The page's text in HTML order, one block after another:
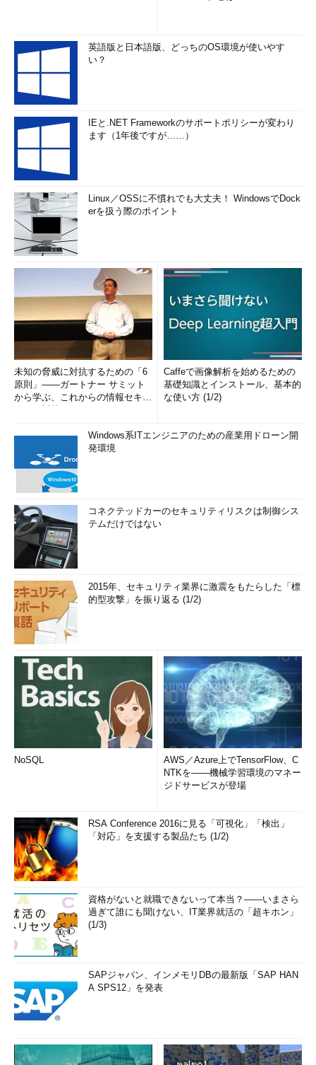
英語版と日本語版、どっちのOS環境が使いやす
い？
IEと.NET Frameworkのサポートポリシーが変わり
ます（1年後ですが……）
Linux／OSSに不慣れでも大丈夫！ WindowsでDock
erを扱う際のポイント
未知の脅威に対抗するための「6
原則」――ガートナー サミット
から学ぶ、これからの情報セキュ
Caffeで画像解析を始めるための
基礎知識とインストール、基本的
な使い方 (1/2)
Windows系ITエンジニアのための産業用ドローン開
発環境
コネクテッドカーのセキュリティリスクは制御シス
テムだけではない
2015年、セキュリティ業界に激震をもたらした「標
的型攻撃」を振り返る (1/2)
NoSQL
AWS／Azure上でTensorFlow、C
NTKを――機械学習環境のマネー
ジドサービスが登場
RSA Conference 2016に見る「可視化」「検出」
「対応」を支援する製品たち (1/2)
資格がないと就職できないって本当？――いまさら
過ぎて誰にも聞けない、IT業界就活の「超キホン」
(1/3)
SAPジャパン、インメモリDBの最新版「SAP HAN
A SPS12」を発表